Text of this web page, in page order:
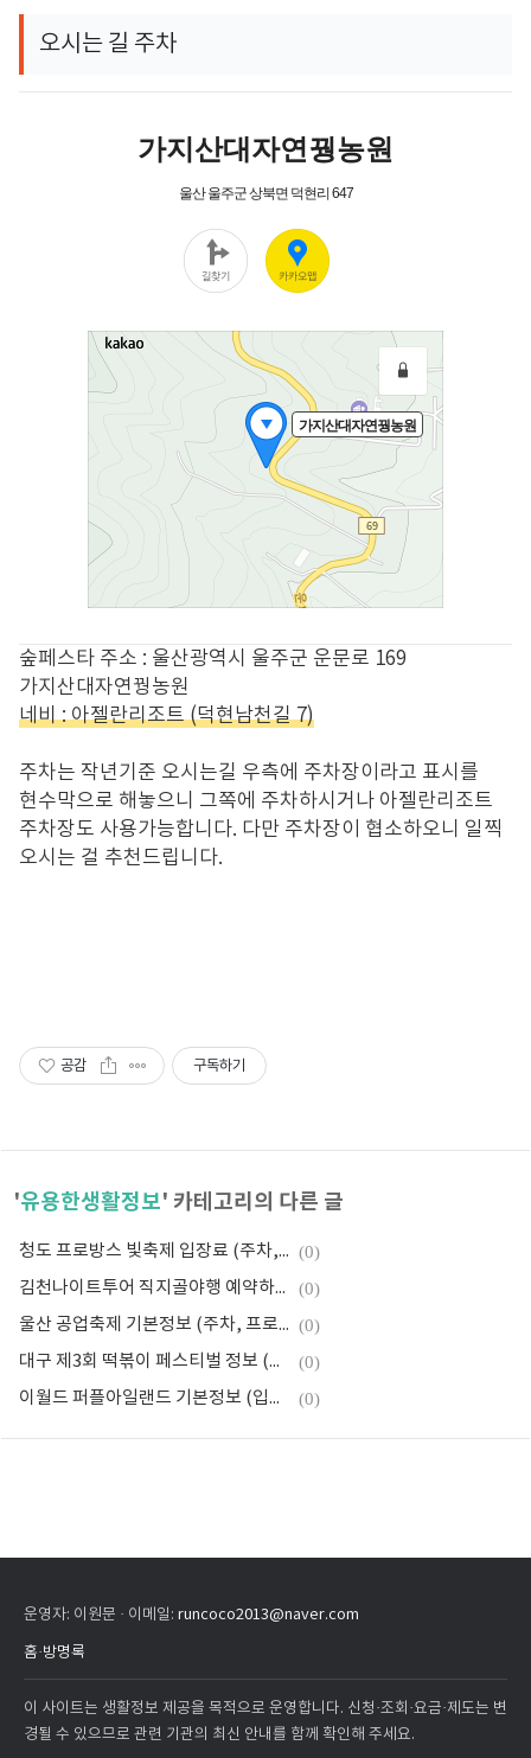
오시는 길 주차
숲페스타 주소 : 울산광역시 울주군 운문로 169
가지산대자연꿩농원
네비:아젤란리조트 (덕현남천길7)
주차는 작년기준 오시는길 우측에 주차장이라고 표시를
현수막으로 해놓으니 그쪽에 주차하시거나 아젤란리조트
주차장도 사용가능합니다. 다만 주차장이 협소하오니 일찍
오시는 걸 추천드립니다.
공감 구독하기
'유용한생활정보' 카테고리의 다른 글
청도 프로방스 빛축제 입장료 (주차, 프로그램) (0)
김천나이트투어 직지골야행 예약하기 (프로그램, 주차장, 기간) (0)
울산 공업축제 기본정보 (주차, 프로그램) (0)
대구 제3회 떡볶이 페스티벌 정보 (기간, 주차, 입장료) (0)
이월드 퍼플아일랜드 기본정보 (입장료, 주차, 운영시간) (0)
운영자: 이원문 · 이메일: runcoco2013@naver.com
홈·방명록
이 사이트는 생활정보 제공을 목적으로 운영합니다. 신청·조회·요금·제도는 변
경될 수 있으므로 관련 기관의 최신 안내를 함께 확인해 주세요.